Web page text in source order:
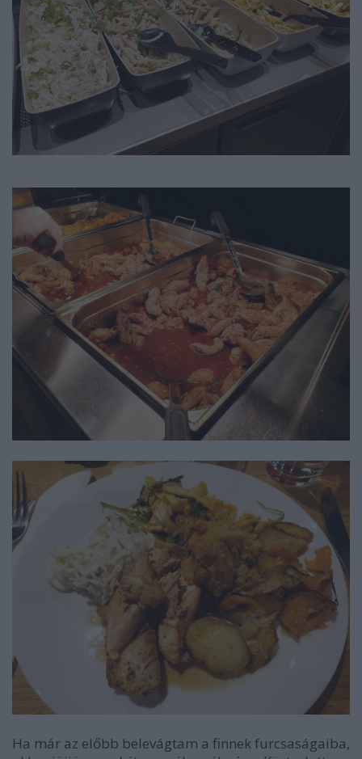
Ha már az előbb belevágtam a finnek furcsaságaiba,